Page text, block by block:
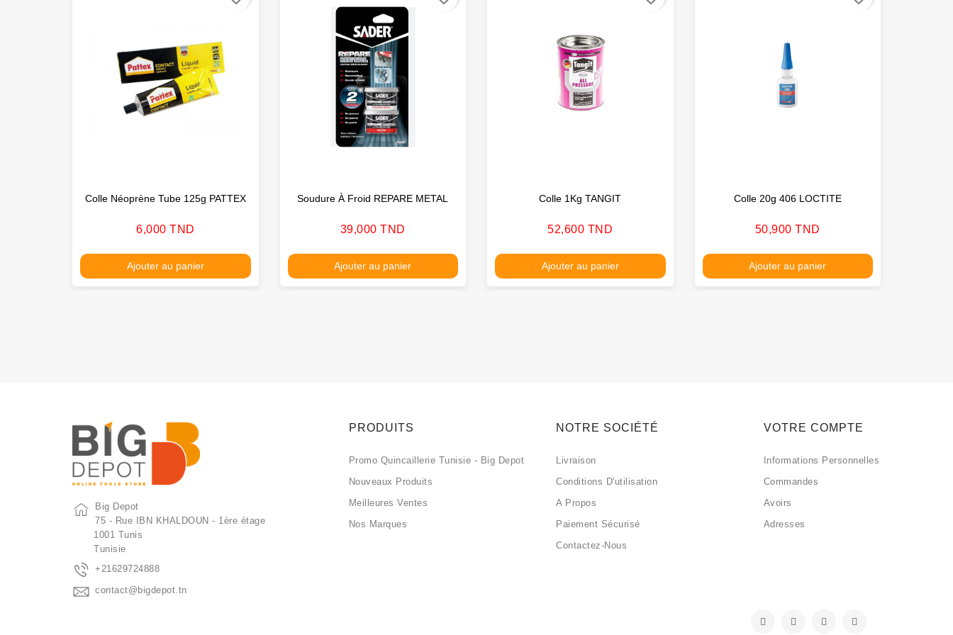
Colle Néoprène Tube 125g PATTEX
Prix
6,000 TND
Ajouter au panier
Soudure À Froid REPARE METAL
Prix
39,000 TND
Ajouter au panier
Colle 1Kg TANGIT
Prix
52,600 TND
Ajouter au panier
Colle 20g 406 LOCTITE
Prix
50,900 TND
Ajouter au panier
Big Depot
75 - Rue IBN KHALDOUN - 1ère étage
1001 Tunis
Tunisie
+21629724888
contact@bigdepot.tn
PRODUITS
Promo Quincaillerie Tunisie - Big Depot
Nouveaux Produits
Meilleures Ventes
Nos Marques
NOTRE SOCIÉTÉ
Livraison
Conditions D'utilisation
A Propos
Paiement Sécurisé
Contactez-Nous
VOTRE COMPTE
Informations Personnelles
Commandes
Avoirs
Adresses